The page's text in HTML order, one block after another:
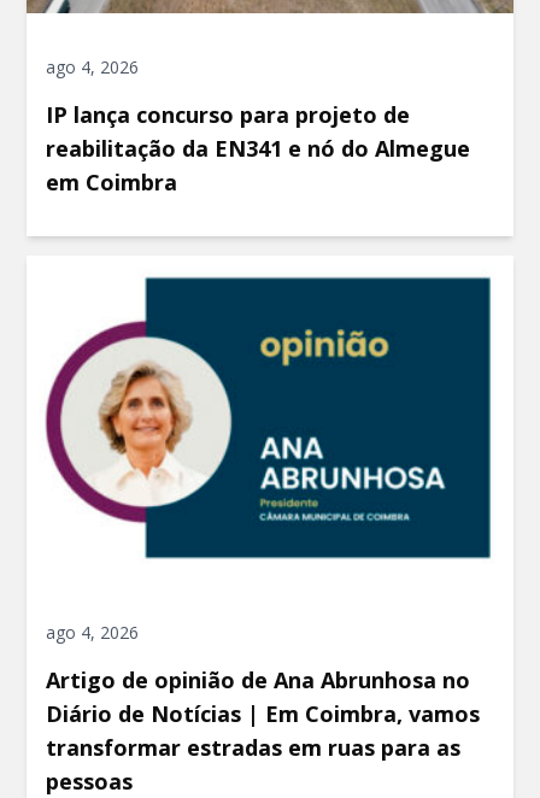
ago 4, 2026
IP lança concurso para projeto de
reabilitação da EN341 e nó do Almegue
em Coimbra
ago 4, 2026
Artigo de opinião de Ana Abrunhosa no
Diário de Notícias | Em Coimbra, vamos
transformar estradas em ruas para as
pessoas